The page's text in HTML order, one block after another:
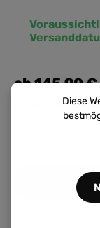
Produkt
In den
ab145,90 €
Preise inkl.Diese